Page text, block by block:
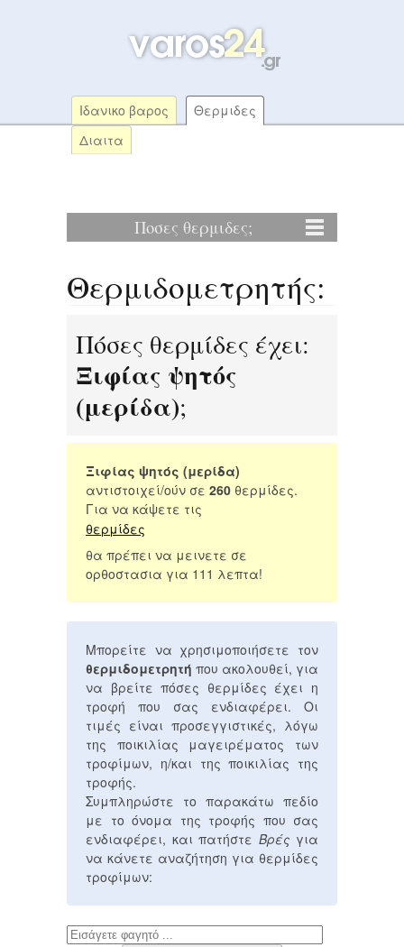
Ιδανικο βαρος
Θερμιδες
Διαιτα
Ποσες θερμιδες;
Θερμιδομετρητής:
Πόσες θερμίδες έχει:
Ξιφίας ψητός
(μερίδα);
Ξιφίας ψητός (μερίδα)
αντιστοιχεί/ούν σε 260 θερμίδες.
Για να κάψετε τις
θερμίδες
θα πρέπει να μεινετε σε
ορθοστασια για 111 λεπτα!
Μπορείτε να χρησιμοποιήσετε τον
θερμιδομετρητή που ακολουθεί, για
να βρείτε πόσες θερμίδες έχει η
τροφή που σας ενδιαφέρει. Οι
τιμές είναι προσεγγιστικές, λόγω
της ποικιλίας μαγειρέματος των
τροφίμων, η/και της ποικιλίας της
τροφής.
Συμπληρώστε το παρακάτω πεδίο
με το όνομα της τροφής που σας
ενδιαφέρει, και πατήστε Βρές για
να κάνετε αναζήτηση για θερμίδες
τροφίμων: